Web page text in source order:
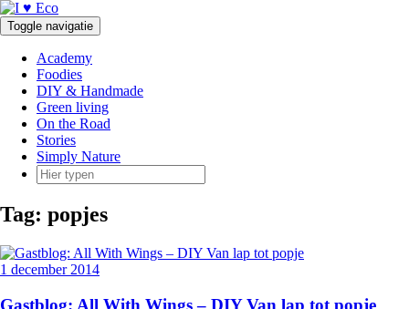
Doorgaan
naar
inhoud
Toggle navigatie
Academy
Foodies
DIY & Handmade
Green living
On the Road
Stories
Simply Nature
Tag: popjes
1 december 2014
Gastblog: All With Wings – DIY Van lap tot popje